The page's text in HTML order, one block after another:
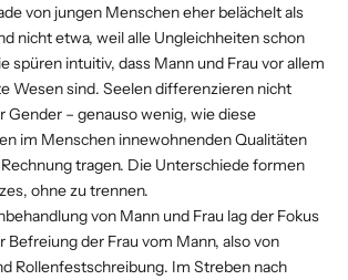
von jungen Menschen eher belächelt als
nicht etwa, weil alle Ungleichheiten schon
spüren intuitiv, dass Mann und Frau vor allem
Wesen sind. Seelen differenzieren nicht
Gender – genauso wenig, wie diese
im Menschen innewohnenden Qualitäten
tragen. Die Unterschiede formen
ohne zu trennen.
von Mann und Frau lag der Fokus
Befreiung der Frau vom Mann, also von
Rollenfestschreibung. Im Streben nach